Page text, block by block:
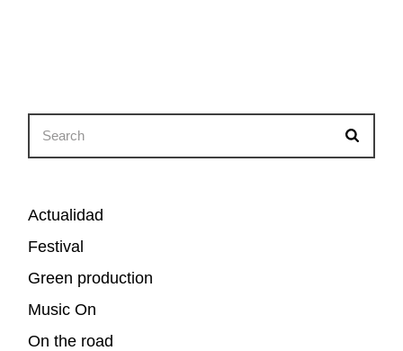
Search
for:
Actualidad
Festival
Green production
Music On
On the road